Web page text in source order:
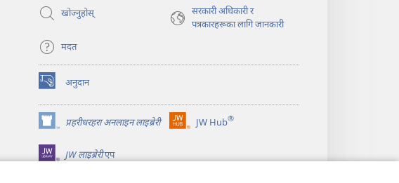
पृष्ठ
खोज्नुहोस्‌
सरकारी अधिकारी र
पत्रकारहरूका लागि जानकारी
मदत
अनुदान
(ब्राउजरको
अर्को
ट्याबमा
नयाँ
पृष्ठ
खुल्नेछ)
प्रहरीधरहरा अनलाइन लाइब्रेरी
(ब्राउजरको
अर्को
ट्याबमा
JW Hub®
(ब्राउजरको
JW लाइब्रेरीएप